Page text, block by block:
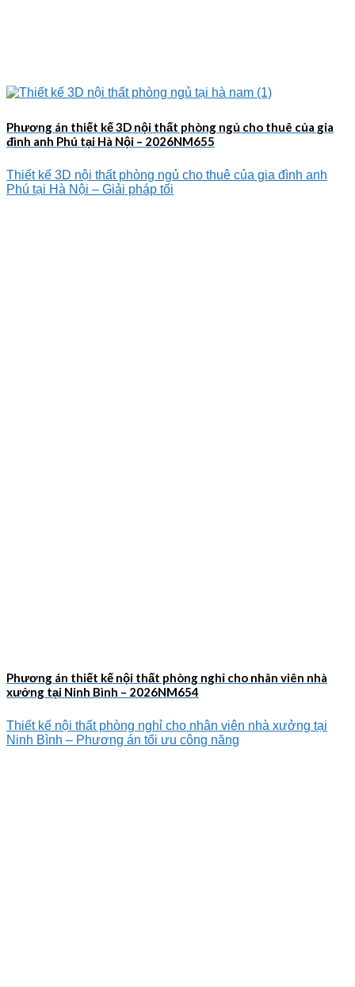
Phương án thiết kế 3D nội thất phòng ngủ cho thuê của gia
đình anh Phú tại Hà Nội – 2026NM655
Thiết kế 3D nội thất phòng ngủ cho thuê của gia đình anh
Phú tại Hà Nội – Giải pháp tối
Phương án thiết kế nội thất phòng nghỉ cho nhân viên nhà
xưởng tại Ninh Bình – 2026NM654
Thiết kế nội thất phòng nghỉ cho nhân viên nhà xưởng tại
Ninh Bình – Phương án tối ưu công năng